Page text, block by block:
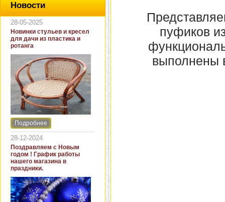
Новости
28-05-2025
Новинки стульев и кресел
для дачи из пластика и
ротанга
Интернет-магазин "Кровать
и диван" представляет
новинки стульев и кресел
для дачи. В ассортименте
представлены как
бюджетные модели из
пластика для дачи, так и
кресла для загородных
домов из натурального и
искусственного ротанга.
Подробнее
28-12-2024
Поздравляем с Новым
годом ! График работы
нашего магазина в
праздники.
пуфиков
выполнены